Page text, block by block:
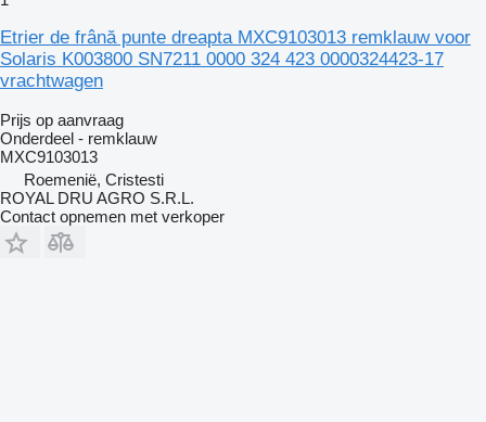
Etrier de frână punte dreapta MXC9103013 remklauw voor
Solaris K003800 SN7211 0000 324 423 0000324423-17
vrachtwagen
Prijs op aanvraag
Onderdeel - remklauw
MXC9103013
Roemenië, Cristesti
ROYAL DRU AGRO S.R.L.
Contact opnemen met verkoper